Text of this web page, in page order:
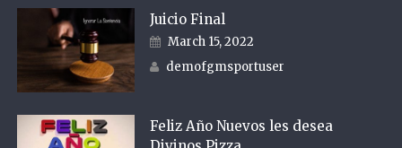
Juicio Final
Posted on
March 15, 2022
Author
demofgmsportuser
Feliz Año Nuevos les desea